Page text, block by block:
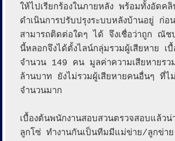
ให้ไปเรียกร้องในภายหลัง พร้อมทั้งอัดคลิ
ดำเนินการปรับปรุงระบบหลังบ้านอยู่ ก่อ
สามารถติดต่อใดๆ ได้ จึงเชื่อว่าถูก ณัช
นี้หลอกจึงได้ตั้งไลน์กลุ่มรวมผู้เสียหาย เ
จำนวน 149 คน มูลค่าความเสียหายร
ล้านบาท ยังไม่รวมผู้เสียหายคนอื่นๆ ที่ไ
จำนวนมาก
เบื้องต้นพนักงานสอบสวนตรวจสอบแล้วน่
ลูกโซ่ ทำงานกันเป็นทีมมีแม่ข่าย/ลูกข่า